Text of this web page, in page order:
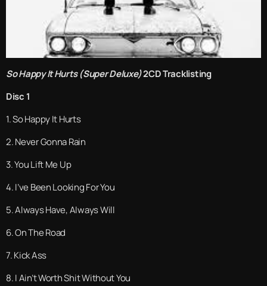
So Happy It Hurts (Super Deluxe)2CD Tracklisting
Disc 1
1. So Happy It Hurts
2. Never Gonna Rain
3. You Lift Me Up
4. I’ve Been Looking For You
5. Always Have, Always Will
6. On The Road
7. Kick Ass
8. I Ain’t Worth Shit Without You